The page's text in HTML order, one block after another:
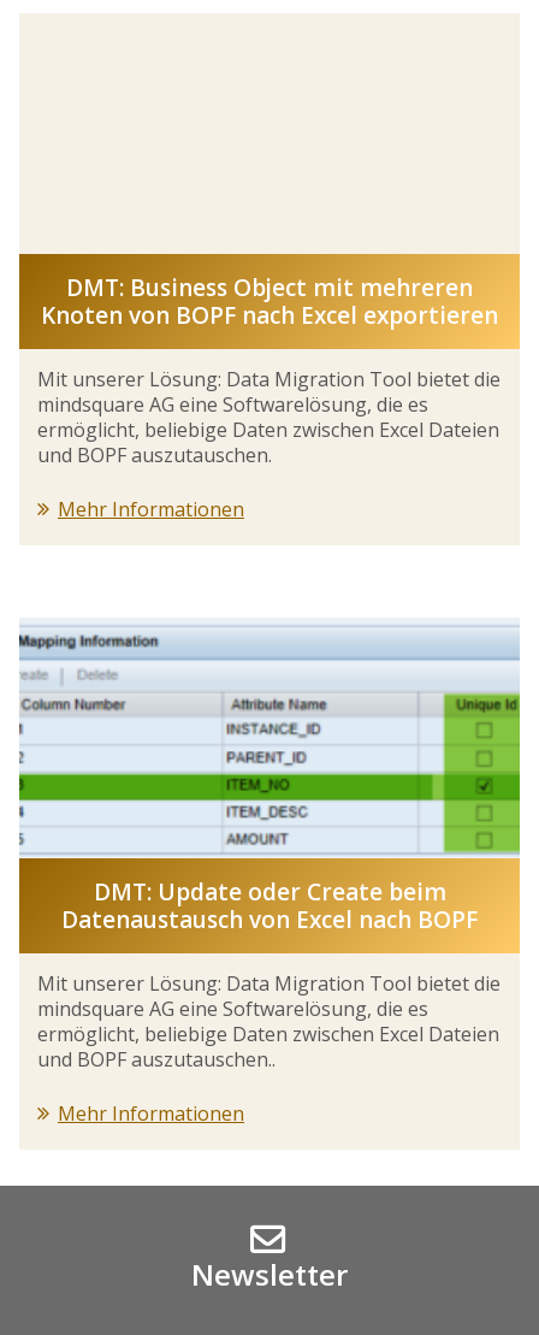
DMT: Business Object mit mehreren
Knoten von BOPF nach Excel exportieren
Mit unserer Lösung: Data Migration Tool bietet die
mindsquare AG eine Softwarelösung, die es
ermöglicht, beliebige Daten zwischen Excel Dateien
und BOPF auszutauschen.
Mehr Informationen
DMT: Update oder Create beim
Datenaustausch von Excel nach BOPF
Mit unserer Lösung: Data Migration Tool bietet die
mindsquare AG eine Softwarelösung, die es
ermöglicht, beliebige Daten zwischen Excel Dateien
und BOPF auszutauschen..
Mehr Informationen
Newsletter